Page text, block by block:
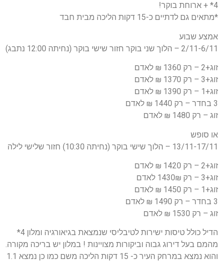
4* + ארוחת בוקר!
*מתאים גם לדתיים כ-15 דקות הליכה מבית חבד
אמצע שבוע
2/11-6/11 – הלוך שני בוקר חזור שישי בוקר (נחיתה 12:00 נתבג)
זוג+2 – רק 1360 ₪ לאדם
זוג+3 – רק 1370 ₪ לאדם
זוג+1 – רק 1390 ₪ לאדם
3 בחדר – רק 1440 ₪ לאדם
זוג – רק 1480 ₪ לאדם
או סופש
13/11-17/11 – הלוך שישי בוקר (נחיתה 10:30) חזור שלישי לילה
זוג+2 – רק 1420 ₪ לאדם
זוג+3 – רק 1430₪ לאדם
זוג+1 – רק 1450 ₪ לאדם
3 בחדר – רק 1490 ₪ לאדם
זוג – רק 1530 ₪ לאדם
הדיל כולל טיסות ישירות לטיבליסי שנמצאת בגיאורגיה ומלון 4*
מהמם בעל דירוג גבוה וביקורות מצויינות ! במלון יש בריכה מקורה.
והוא נמצא במרחק העיר כ- 15 דקות הליכה משם כמו כן נמצא 1.1